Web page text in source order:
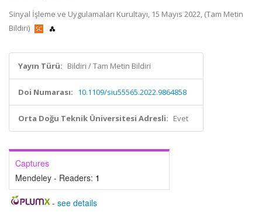
Sinyal İşleme ve Uygulamaları Kurultayı, 15 Mayıs 2022, (Tam Metin
Bildiri)
Yayın Türü: Bildiri / Tam Metin Bildiri
Doi Numarası: 10.1109/siu55565.2022.9864858
Orta Doğu Teknik Üniversitesi Adresli: Evet
Captures
Mendeley - Readers: 1
- see details